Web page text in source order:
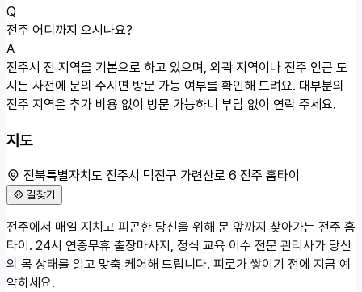
Q
전주 어디까지 오시나요?
A
전주시 전 지역을 기본으로 하고 있으며, 외곽 지역이나 전주 인근 도
시는 사전에 문의 주시면 방문 가능 여부를 확인해 드려요. 대부분의
전주 지역은 추가 비용 없이 방문 가능하니 부담 없이 연락 주세요.
지도
전북특별자치도 전주시 덕진구 가련산로 6 전주 홈타이
길찾기
전북특별자치도 전주시 덕진구 가련산로 6
전주에서 매일 지치고 피곤한 당신을 위해 문 앞까지 찾아가는 전주 홈
타이. 24시 연중무휴 출장마사지, 정식 교육 이수 전문 관리사가 당신
의 몸 상태를 읽고 맞춤 케어해 드립니다. 피로가 쌓이기 전에 지금 예
약하세요.